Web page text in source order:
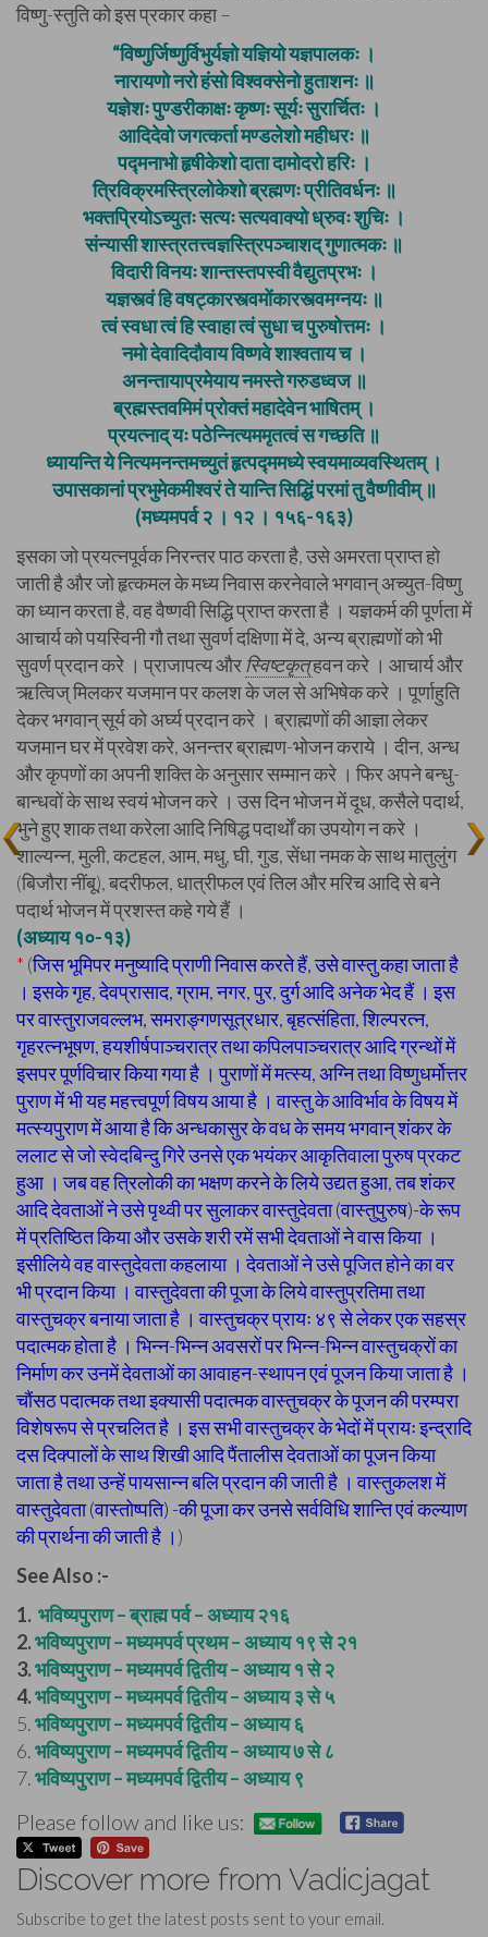
विष्णु-स्तुति को इस प्रकार कहा –
“विष्णुर्जिष्णुर्विभुर्यज्ञो यज्ञियो यज्ञपालकः ।
नारायणो नरो हंसो विश्वक्सेनो हुताशनः ॥
यज्ञेशः पुण्डरीकाक्षः कृष्णः सूर्यः सुरार्चितः ।
आदिदेवो जगत्कर्ता मण्डलेशो महीधरः ॥
पद्मनाभो हृषीकेशो दाता दामोदरो हरिः ।
त्रिविक्रमस्त्रिलोकेशो ब्रह्मणः प्रीतिवर्धनः ॥
भक्तप्रियोऽच्युतः सत्यः सत्यवाक्यो ध्रुवः शुचिः ।
संन्यासी शास्त्रतत्त्वज्ञस्त्रिपञ्चाशद् गुणात्मकः ॥
विदारी विनयः शान्तस्तपस्वी वैद्युतप्रभः ।
यज्ञस्त्वं हि वषट्कारस्त्वमोंकारस्त्वमग्नयः ॥
त्वं स्वधा त्वं हि स्वाहा त्वं सुधा च पुरुषोत्तमः ।
नमो देवादिदौवाय विष्णवे शाश्वताय च ।
अनन्तायाप्रमेयाय नमस्ते गरुडध्वज ॥
ब्रह्मस्तवमिमं प्रोक्तं महादेवेन भाषितम् ।
प्रयत्नाद् यः पठेन्नित्यममृतत्वं स गच्छति ॥
ध्यायन्ति ये नित्यमनन्तमच्युतं हृत्पद्ममध्ये स्वयमाव्यवस्थितम् ।
उपासकानां प्रभुमेकमीश्वरं ते यान्ति सिद्धिं परमां तु वैष्णीवीम् ॥
(मध्यमपर्व २ । १२ । १५६-१६३)
इसका जो प्रयत्नपूर्वक निरन्तर पाठ करता है, उसे अमरता प्राप्त हो
जाती है और जो हृत्कमल के मध्य निवास करनेवाले भगवान् अच्युत-विष्णु
का ध्यान करता है, वह वैष्णवी सिद्धि प्राप्त करता है । यज्ञकर्म की पूर्णता में
आचार्य को पयस्विनी गौ तथा सुवर्ण दक्षिणा में दे, अन्य ब्राह्मणों को भी
सुवर्ण प्रदान करे । प्राजापत्य औरस्विष्टकृत्हवन करे । आचार्य और
ऋत्विज् मिलकर यजमान पर कलश के जल से अभिषेक करे । पूर्णाहुति
देकर भगवान् सूर्य को अर्घ्य प्रदान करे । ब्राह्मणों की आज्ञा लेकर
यजमान घर में प्रवेश करे, अनन्तर ब्राह्मण-भोजन कराये । दीन, अन्ध
और कृपणों का अपनी शक्ति के अनुसार सम्मान करे । फिर अपने बन्धु-
बान्धवों के साथ स्वयं भोजन करे । उस दिन भोजन में दूध, कसैले पदार्थ,
भुने हुए शाक तथा करेला आदि निषिद्ध पदार्थों का उपयोग न करे ।
शाल्यन्न, मुली, कटहल, आम, मधु, घी, गुड, सेंधा नमक के साथ मातुलुंग
(बिजौरा नींबू), बदरीफल, धात्रीफल एवं तिल और मरिच आदि से बने
पदार्थ भोजन में प्रशस्त कहे गये हैं ।
(अध्याय १०-१३)
* (जिस भूमिपर मनुष्यादि प्राणी निवास करते हैं, उसे वास्तु कहा जाता है
। इसके गृह, देवप्रासाद, ग्राम, नगर, पुर, दुर्ग आदि अनेक भेद हैं । इस
पर वास्तुराजवल्लभ, समराङ्गणसूत्रधार, बृहत्संहिता, शिल्परत्न,
गृहरत्नभूषण, हयशीर्षपाञ्चरात्र तथा कपिलपाञ्चरात्र आदि ग्रन्थों में
इसपर पूर्णविचार किया गया है । पुराणों में मत्स्य, अग्नि तथा विष्णुधर्मोत्तर
पुराण में भी यह महत्त्वपूर्ण विषय आया है । वास्तु के आविर्भाव के विषय में
मत्स्यपुराण में आया है कि अन्धकासुर के वध के समय भगवान् शंकर के
ललाट से जो स्वेदबिन्दु गिरे उनसे एक भयंकर आकृतिवाला पुरुष प्रकट
हुआ । जब वह त्रिलोकी का भक्षण करने के लिये उद्यत हुआ, तब शंकर
आदि देवताओं ने उसे पृथ्वी पर सुलाकर वास्तुदेवता (वास्तुपुरुष)-के रूप
में प्रतिष्ठित किया और उसके शरी रमें सभी देवताओं ने वास किया ।
इसीलिये वह वास्तुदेवता कहलाया । देवताओं ने उसे पूजित होने का वर
भी प्रदान किया । वास्तुदेवता की पूजा के लिये वास्तुप्रतिमा तथा
वास्तुचक्र बनाया जाता है । वास्तुचक्र प्रायः ४९ से लेकर एक सहस्र
पदात्मक होता है । भिन्न-भिन्न अवसरों पर भिन्न-भिन्न वास्तुचक्रों का
निर्माण कर उनमें देवताओं का आवाहन-स्थापन एवं पूजन किया जाता है ।
चौंसठ पदात्मक तथा इक्यासी पदात्मक वास्तुचक्र के पूजन की परम्परा
विशेषरूप से प्रचलित है । इस सभी वास्तुचक्र के भेदों में प्रायः इन्द्रादि
दस दिक्पालों के साथ शिखी आदि पैंतालीस देवताओं का पूजन किया
जाता है तथा उन्हें पायसान्न बलि प्रदान की जाती है । वास्तुकलश में
वास्तुदेवता (वास्तोष्पति) -की पूजा कर उनसे सर्वविधि शान्ति एवं कल्याण
की प्रार्थना की जाती है । )
See Also :-
1. भविष्यपुराण – ब्राह्म पर्व – अध्याय २१६
2.भविष्यपुराण – मध्यमपर्व प्रथम – अध्याय १९ से २१
3.भविष्यपुराण – मध्यमपर्व द्वितीय – अध्याय १ से २
4.भविष्यपुराण – मध्यमपर्व द्वितीय – अध्याय ३ से ५
5.भविष्यपुराण – मध्यमपर्व द्वितीय – अध्याय ६
6.भविष्यपुराण – मध्यमपर्व द्वितीय – अध्याय ७ से ८
7.भविष्यपुराण – मध्यमपर्व द्वितीय – अध्याय ९
Please follow and like us:
Discover more from Vadicjagat
Subscribe to get the latest posts sent to your email.